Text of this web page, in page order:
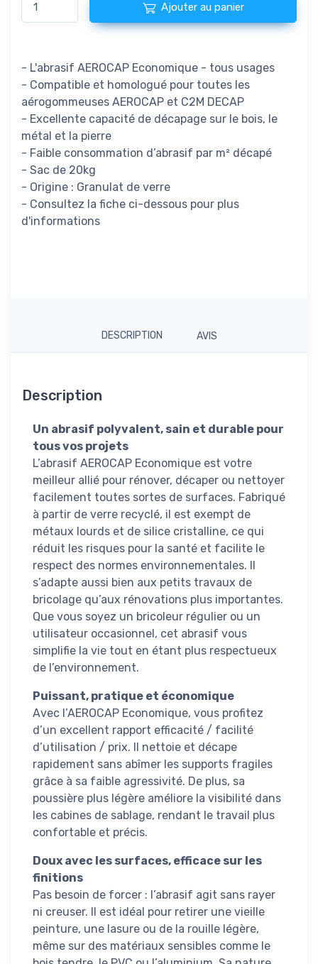
Ajouter au panier
- L'abrasif AEROCAP Economique - tous usages
- Compatible et homologué pour toutes les
aérogommeuses AEROCAP et C2M DECAP
- Excellente capacité de décapage sur le bois, le
métal et la pierre
- Faible consommation d’abrasif par m² décapé
- Sac de 20kg
- Origine : Granulat de verre
- Consultez la fiche ci-dessous pour plus
d'informations
DESCRIPTION AVIS
Description
Un abrasif polyvalent, sain et durable pour
tous vos projets
L’abrasif AEROCAP Economique est votre
meilleur allié pour rénover, décaper ou nettoyer
facilement toutes sortes de surfaces. Fabriqué
à partir de verre recyclé, il est exempt de
métaux lourds et de silice cristalline, ce qui
réduit les risques pour la santé et facilite le
respect des normes environnementales. Il
s’adapte aussi bien aux petits travaux de
bricolage qu’aux rénovations plus importantes.
Que vous soyez un bricoleur régulier ou un
utilisateur occasionnel, cet abrasif vous
simplifie la vie tout en étant plus respectueux
de l’environnement.
Puissant, pratique et économique
Avec l’AEROCAP Economique, vous profitez
d’un excellent rapport efficacité / facilité
d’utilisation / prix. Il nettoie et décape
rapidement sans abîmer les supports fragiles
grâce à sa faible agressivité. De plus, sa
poussière plus légère améliore la visibilité dans
les cabines de sablage, rendant le travail plus
confortable et précis.
Doux avec les surfaces, efficace sur les
finitions
Pas besoin de forcer : l’abrasif agit sans rayer
ni creuser. Il est idéal pour retirer une vieille
peinture, une lasure ou de la rouille légère,
même sur des matériaux sensibles comme le